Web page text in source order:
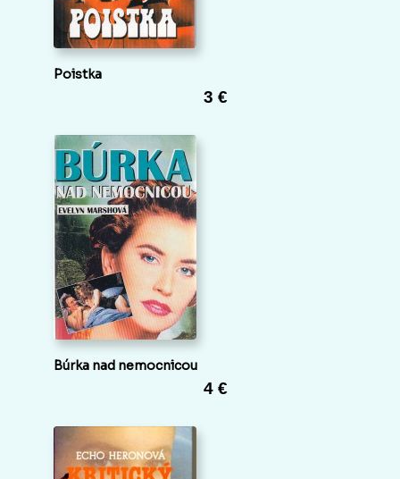
Poistka
3 €
Búrka nad nemocnicou
4 €